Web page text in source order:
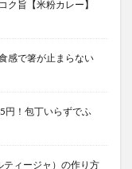
ク旨【米粉カレー】
感で箸が止まらない
円！包丁いらずでふ
ィージャ）の作り方